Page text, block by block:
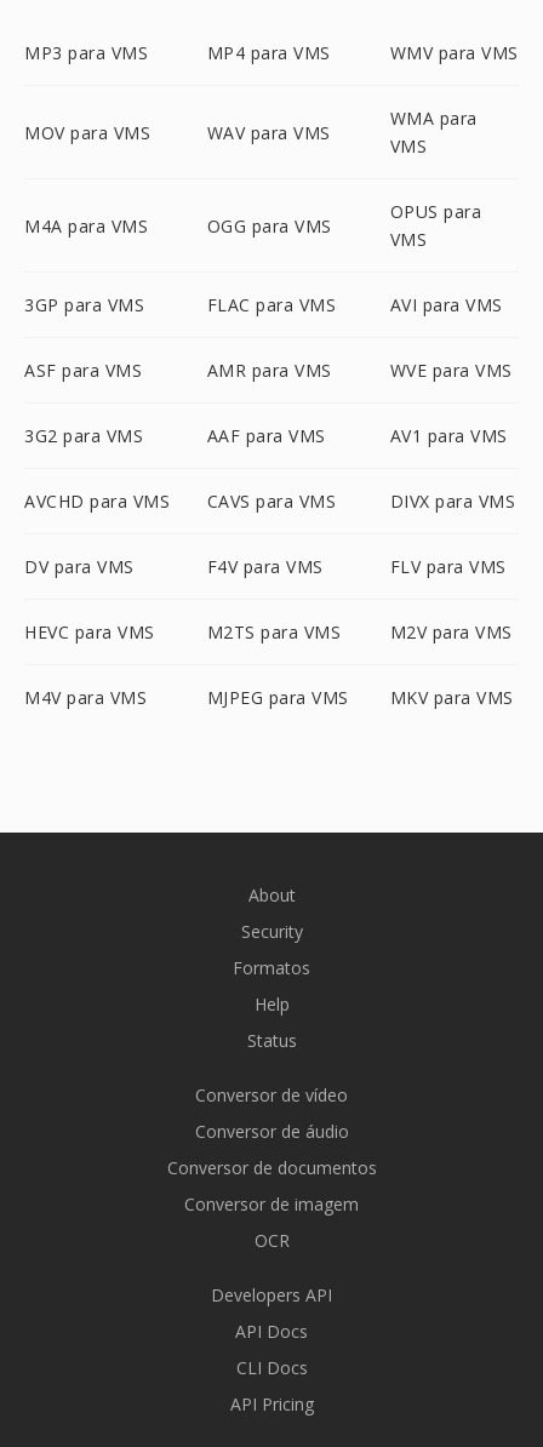
MP3 para VMS MP4 para VMS WMV para VMS
MOV para VMS WAV para VMS
WMA para
VMS
M4A para VMS OGG para VMS
OPUS para
VMS
3GP para VMS FLAC para VMS AVI para VMS
ASF para VMS AMR para VMS WVE para VMS
3G2 para VMS AAF para VMS AV1 para VMS
AVCHD para VMS CAVS para VMS DIVX para VMS
DV para VMS F4V para VMS FLV para VMS
HEVC para VMS M2TS para VMS M2V para VMS
M4V para VMS MJPEG para VMS MKV para VMS
About
Security
Formatos
Help
Status
Conversor de vídeo
Conversor de áudio
Conversor de documentos
Conversor de imagem
OCR
Developers API
API Docs
CLI Docs
API Pricing